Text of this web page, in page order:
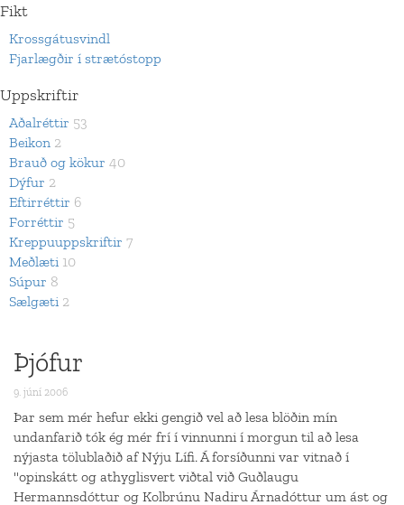
Fikt
Krossgátusvindl
Fjarlægðir í strætóstopp
Uppskriftir
Aðalréttir 53
Beikon 2
Brauð og kökur 40
Dýfur 2
Eftirréttir 6
Forréttir 5
Kreppuuppskriftir 7
Meðlæti 10
Súpur 8
Sælgæti 2
Þjófur
9. júní 2006
Þar sem mér hefur ekki gengið vel að lesa blöðin mín
undanfarið tók ég mér frí í vinnunni í morgun til að lesa
nýjasta tölublaðið af Nýju Lífi. Á forsíðunni var vitnað í
"opinskátt og athyglisvert viðtal við Guðlaugu
Hermannsdóttur og Kolbrúnu Nadiru Árnadóttur um ást og